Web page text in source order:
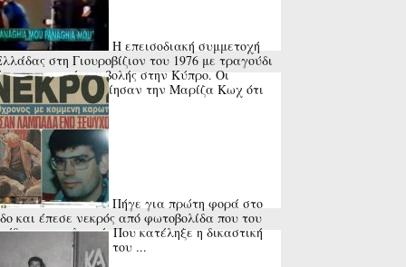
Η επεισοδιακή συμμετοχή
στη Γιουροβίζιον του 1976 με τραγούδι
τουρκικής εισβολής στην Κύπρο. Οι
προειδοποίησαν την Μαρίζα Κωχ ότι
...
Πήγε για πρώτη φορά στο
και έπεσε νεκρός από φωτοβολίδα που του
στον λαιμό. Που κατέληξε η δικαστική
για τον θάνατο του ...